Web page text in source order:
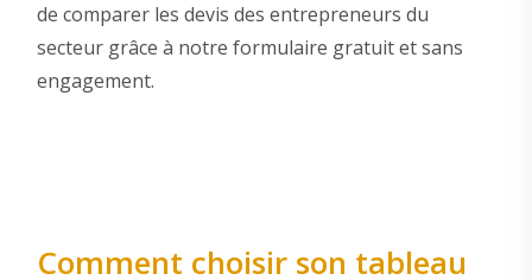
de comparer les devis des entrepreneurs du
secteur grâce à notre formulaire gratuit et sans
engagement.
Comment choisir son tableau